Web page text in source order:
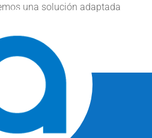
una solución adaptada